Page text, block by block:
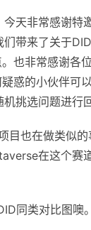
天非常感谢特
带来了关于
也非常感谢各
惑的小伙伴可
挑选问题进行回
目也在做类似
在这个赛
同类对比图噢。